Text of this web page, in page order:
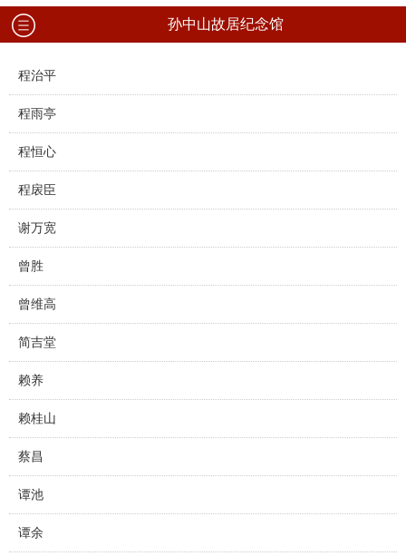
孙中山故居纪念馆
程治平
程雨亭
程恒心
程扆臣
谢万宽
曾胜
曾维高
简吉堂
赖养
赖桂山
蔡昌
谭池
谭余